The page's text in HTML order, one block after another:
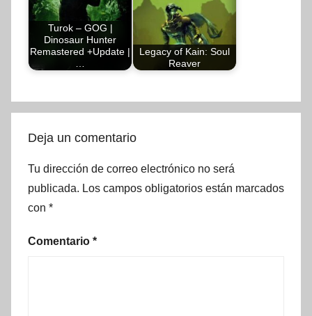
Turok – GOG |
Dinosaur Hunter
Remastered +Update |
Legacy of Kain: Soul
Reaver
Deja un comentario
Tu dirección de correo electrónico no será
publicada. Los campos obligatorios están marcados
con *
Comentario *